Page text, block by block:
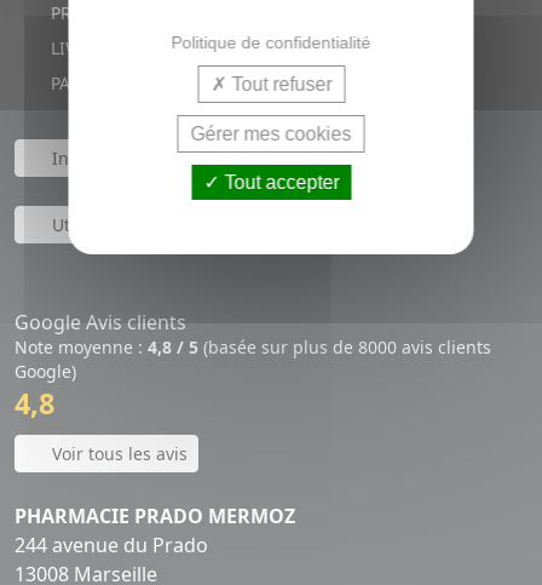
PROMOTIONS
LIVRAISON RAPIDE
PAIEMENT SÉCURISÉ
Informations et mentions légales
Utilisation des Cookies
Google Avis clients
Note moyenne : 4,8 / 5 (basée sur plus de 8000 avis clients
Google)
4,8
Voir tous les avis
PHARMACIE PRADO MERMOZ
244 avenue du Prado
13008 Marseille
Politique de confidentialité
Tout refuser
Gérer mes cookies
Tout accepter